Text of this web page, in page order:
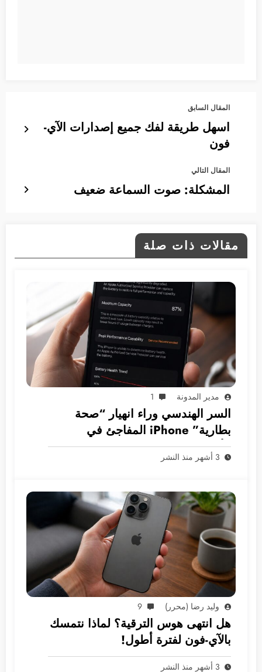
المقال السابق
اسهل طريقة لفك جميع إصدارات الآي-
فون
المقال التالي
المشكلة: صوت السماعة ضعيف
مقالات ذات صلة
مدير المدونة 1
السر الهندسي وراء انهيار “صحة
بطارية” iPhone المفاجئ في
الأسواق العربية
3 أشهر منذ النشر
وليد رضا (محرر) 9
هل انتهى هوس الترقية؟ لماذا نتمسك
بالآي-فون لفترة أطول!
3 أشهر منذ النشر